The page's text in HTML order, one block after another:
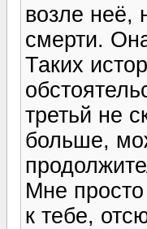
возле неё,
смерти.
Таких
третьй не
больше,
Мне
к тебе,